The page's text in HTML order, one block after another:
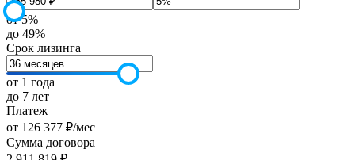
от 5%
до 49%
Срок лизинга
от 1 года
до 7 лет
Платеж
от 126 377 ₽/мес
Сумма договора